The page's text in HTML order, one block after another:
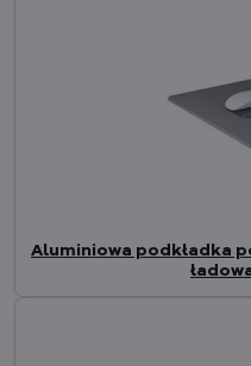
Aluminiowa podkładka